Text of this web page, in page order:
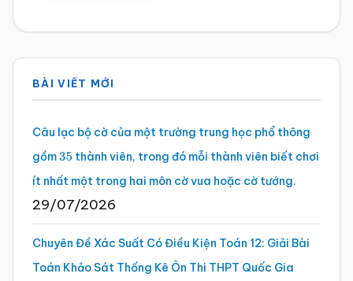
Sidebar
chính
BÀI VIẾT MỚI
Câu lạc bộ cờ của một trường trung học phổ thông
gồm35 thành viên, trong đó mỗi thành viên biết chơi
ít nhất một trong hai môn cờ vua hoặc cờ tướng.
29/07/2026
Chuyên Đề Xác Suất Có Điều Kiện Toán 12: Giải Bài
Toán Khảo Sát Thống Kê Ôn Thi THPT Quốc Gia